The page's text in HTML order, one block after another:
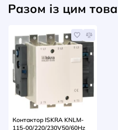
Разом із цим
Контактор ISKRA KNLM-
115-00/220/230V50/60Hz